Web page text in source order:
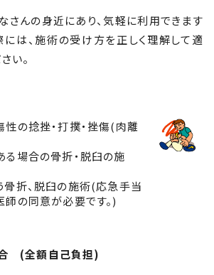
んの身近にあり、気軽に利用できます
には、施術の受け方を正しく理解して適
い。
の捻挫・打撲・挫傷(肉離
場合の骨折・脱臼の施
骨折、脱臼の施術(応急手当
の同意が必要です。)
(全額自己負担)